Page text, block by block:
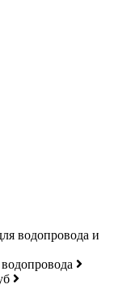
водопровода и